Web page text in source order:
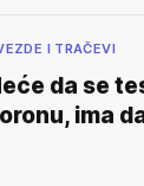
I TRAČEVI
da se
ima